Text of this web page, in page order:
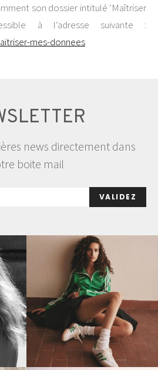
son dossier intitulé ‘Maîtriser
à l’adresse suivante :
mes-donnees
news directement dans
boite mail
VALIDEZ